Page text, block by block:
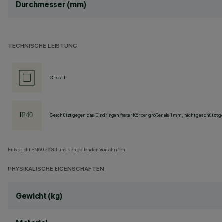
Durchmesser (mm)
TECHNISCHE LEISTUNG
Class II
Geschützt gegen das Eindringen fester Körper größer als 1 mm, nicht geschützt
Entspricht EN60598-1 und den geltenden Vorschriften.
PHYSIKALISCHE EIGENSCHAFTEN
Gewicht (kg)